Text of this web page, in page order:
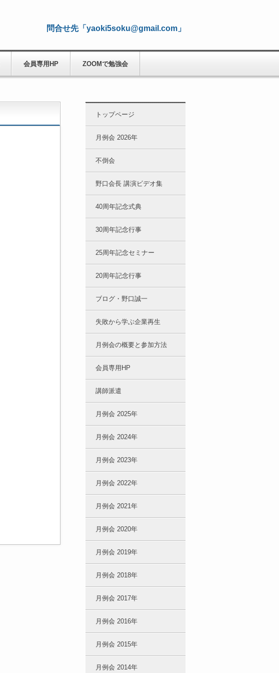
問合せ先「yaoki5soku@gmail.com」
会員専用HP ZOOMで勉強会
トップページ
月例会 2026年
不倒会
野口会長 講演ビデオ集
40周年記念式典
30周年記念行事
25周年記念セミナー
20周年記念行事
ブログ・野口誠一
失敗から学ぶ企業再生
月例会の概要と参加方法
会員専用HP
講師派遣
月例会 2025年
月例会 2024年
月例会 2023年
月例会 2022年
月例会 2021年
月例会 2020年
月例会 2019年
月例会 2018年
月例会 2017年
月例会 2016年
月例会 2015年
月例会 2014年